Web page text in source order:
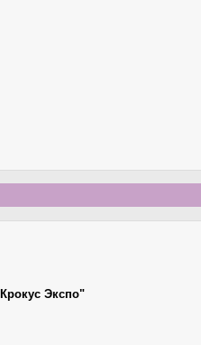
Экспо"